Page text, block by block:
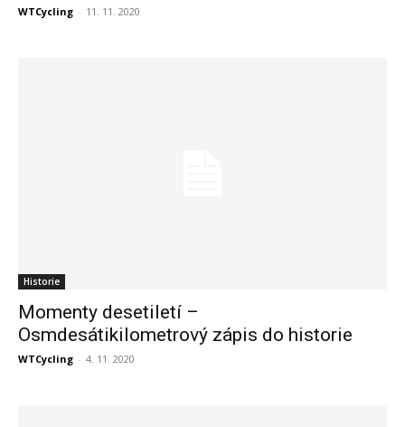
WTCycling - 11. 11. 2020
Historie
Momenty desetiletí –
Osmdesátikilometrový zápis do historie
WTCycling - 4. 11. 2020